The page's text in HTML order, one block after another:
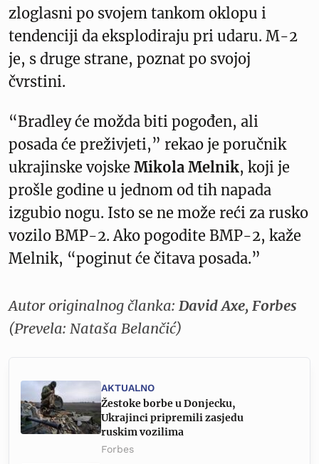
zloglasni po svojem tankom oklopu i
tendenciji da eksplodiraju pri udaru. M-2
je, s druge strane, poznat po svojoj
čvrstini.
“Bradley će možda biti pogođen, ali
posada će preživjeti,” rekao je poručnik
ukrajinske vojske Mikola Melnik, koji je
prošle godine u jednom od tih napada
izgubio nogu. Isto se ne može reći za rusko
vozilo BMP-2. Ako pogodite BMP-2, kaže
Melnik, “poginut će čitava posada.”
Autor originalnog članka: David Axe, Forbes
(Prevela: Nataša Belančić)
AKTUALNO
Žestoke borbe u Donjecku,
Ukrajinci pripremili zasjedu
ruskim vozilima
Forbes